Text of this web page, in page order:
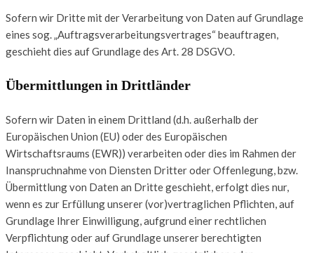
Sofern wir Dritte mit der Verarbeitung von Daten auf Grundlage
eines sog. „Auftragsverarbeitungsvertrages“ beauftragen,
geschieht dies auf Grundlage des Art. 28 DSGVO.
Übermittlungen in Drittländer
Sofern wir Daten in einem Drittland (d.h. außerhalb der
Europäischen Union (EU) oder des Europäischen
Wirtschaftsraums (EWR)) verarbeiten oder dies im Rahmen der
Inanspruchnahme von Diensten Dritter oder Offenlegung, bzw.
Übermittlung von Daten an Dritte geschieht, erfolgt dies nur,
wenn es zur Erfüllung unserer (vor)vertraglichen Pflichten, auf
Grundlage Ihrer Einwilligung, aufgrund einer rechtlichen
Verpflichtung oder auf Grundlage unserer berechtigten